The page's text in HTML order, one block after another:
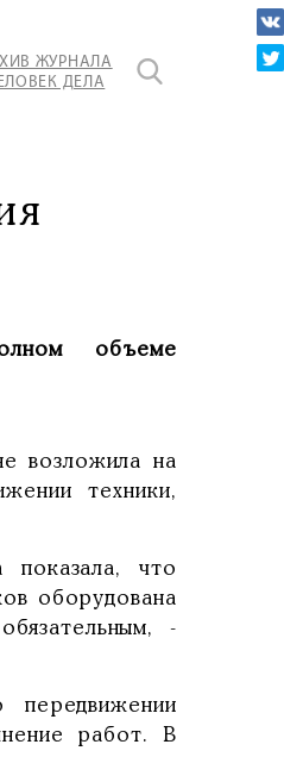
ЖУРНАЛА
ДЕЛА
объеме
возложила на
техники,
что
оборудована
-
передвижении
работ. В